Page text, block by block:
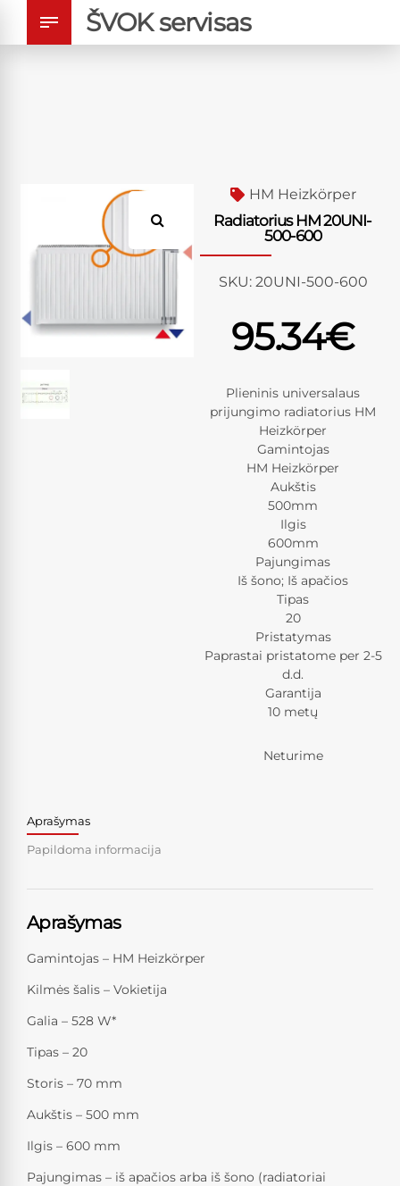
ŠVOK servisas
HM Heizkörper
Radiatorius HM 20UNI-
500-600
SKU: 20UNI-500-600
95.34€
Plieninis universalaus
prijungimo radiatorius HM
Heizkörper
Gamintojas
HM Heizkörper
Aukštis
500mm
Ilgis
600mm
Pajungimas
Iš šono; Iš apačios
Tipas
20
Pristatymas
Paprastai pristatome per 2-5
d.d.
Garantija
10 metų
Neturime
Aprašymas
Papildoma informacija
Aprašymas
Gamintojas – HM Heizkörper
Kilmės šalis – Vokietija
Galia – 528 W*
Tipas – 20
Storis – 70 mm
Aukštis – 500 mm
Ilgis – 600 mm
Pajungimas – iš apačios arba iš šono (radiatoriai